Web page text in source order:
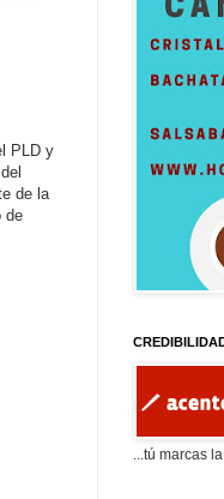
PLD y
del
de la
de
...tú marcas